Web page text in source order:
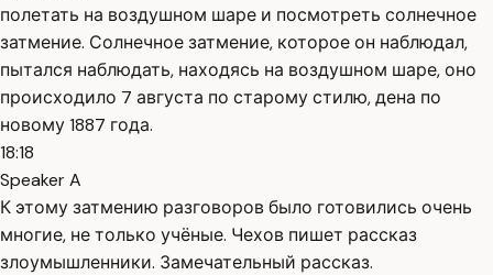
полетать на воздушном шаре и посмотреть солнечное
затмение. Солнечное затмение, которое он наблюдал,
пытался наблюдать, находясь на воздушном шаре, оно
происходило 7 августа по старому стилю, дена по
новому 1887 года.
18:18
Speaker A
К этому затмению разговоров было готовились очень
многие, не только учёные. Чехов пишет рассказ
злоумышленники. Замечательный рассказ.